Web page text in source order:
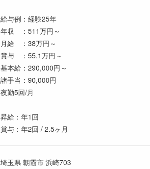
給与例：経験25年
年収 ：511万円～
月給 ：38万円～
賞与 ：55.1万円～
基本給：290,000円～
諸手当：90,000円
夜勤5回/月
昇給：年1回
賞与：年2回 / 2.5ヶ月
埼玉県 朝霞市 浜崎703